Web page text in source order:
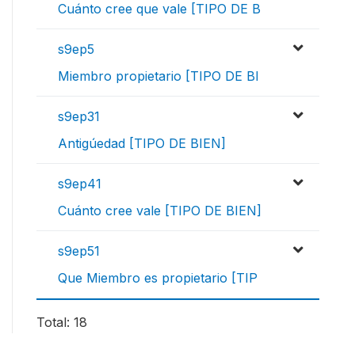
Cuánto cree que vale [TIPO DE B
s9ep5
Miembro propietario [TIPO DE BI
s9ep31
Antigúedad [TIPO DE BIEN]
s9ep41
Cuánto cree vale [TIPO DE BIEN]
s9ep51
Que Miembro es propietario [TIP
Total: 18